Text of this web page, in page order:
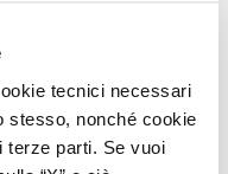
tecnici necessari
stesso, nonché cookie
terze parti. Se vuoi